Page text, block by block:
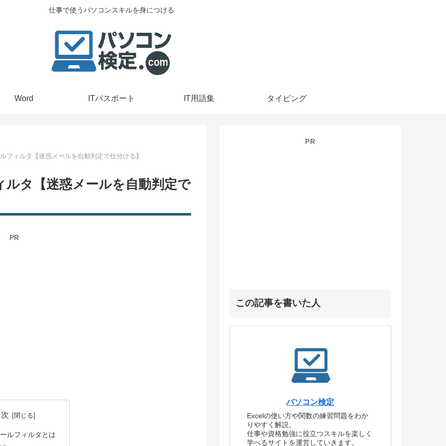
仕事で使うパソコンスキルを身につける
Word ITパスポート IT用語集 タイピング
フィルタ【迷惑メールを自動判定で仕分ける】
タ【迷惑メールを自動判定で
PR
ルフィルタとは
PR
この記事を書いた人
パソコン検定
Excelの使い方や関数の練習問題をわか
りやすく解説。
仕事や資格勉強に役立つスキルを楽しく
学べるサイトを運営していきます。